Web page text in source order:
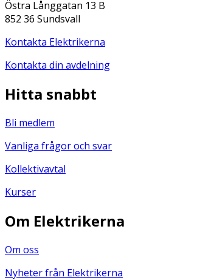
Östra Långgatan 13 B
852 36 Sundsvall
Kontakta Elektrikerna
Kontakta din avdelning
Hitta snabbt
Bli medlem
Vanliga frågor och svar
Kollektivavtal
Kurser
Om Elektrikerna
Om oss
Nyheter från Elektrikerna